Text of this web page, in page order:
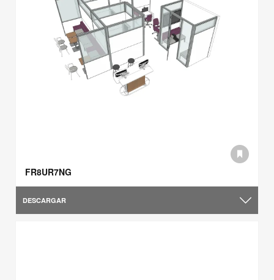
FR8UR7NG
DESCARGAR